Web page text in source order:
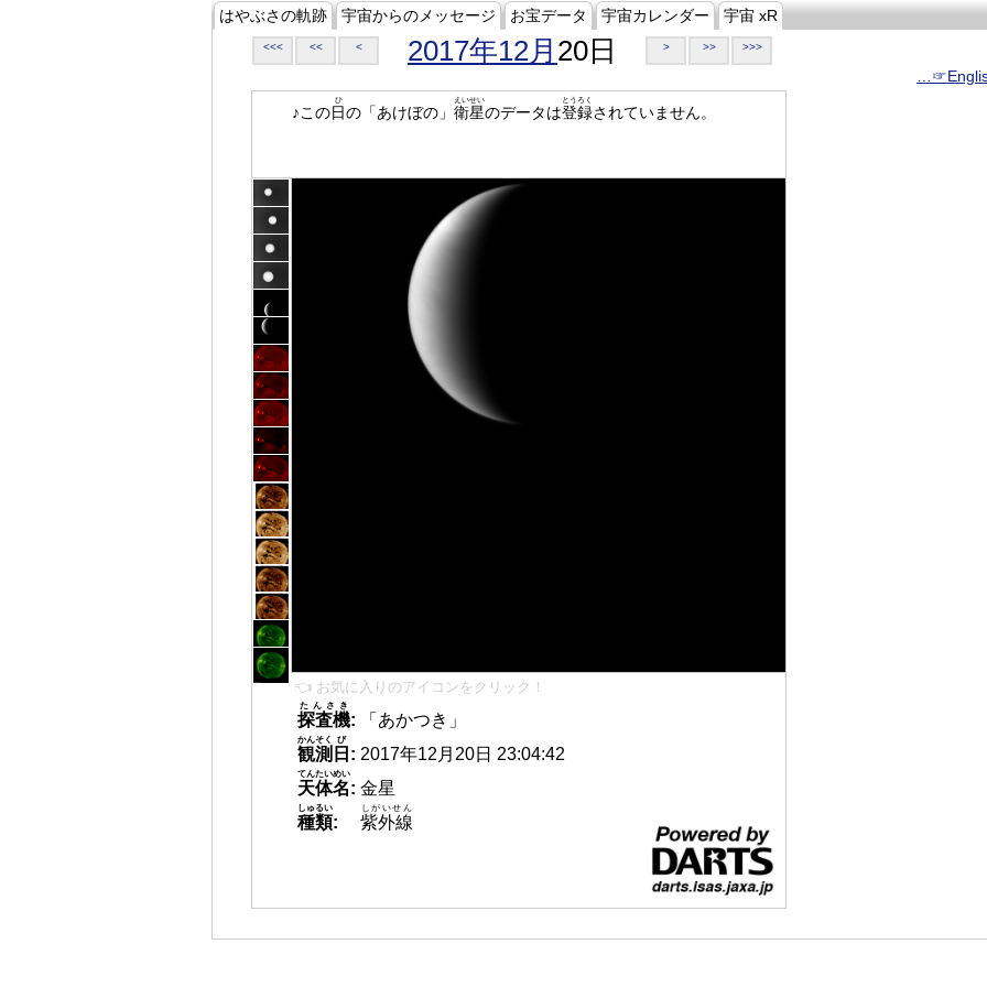
はやぶさの軌跡 宇宙からのメッセージ お宝データ 宇宙カレンダー 宇宙 xR
<<< << < 2017年12月 20日 > >> >>>
♪この日
ひ
の「あけぼの」 衛星
えいせい
のデータは登録
とうろく
されていません。
👈 お気に入りのアイコンをクリック！
探査機
たんさき
:
「あかつき」
観測
かんそく
日
び
: 2017年12月20日 23:04:42
天体名
てんたいめい
: 金星
種類
しゅるい
: 紫外線
しがいせん